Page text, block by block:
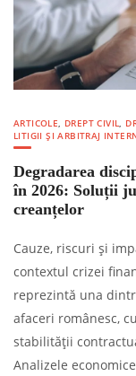
ARTICOLE, DREPT CIVIL,
LITIGII ȘI ARBITRAJ
Degradarea
în 2026: Soluții
creanțelor
Cauze, riscuri și
contextul crizei
reprezintă una
afaceri românesc,
stabilității
Analizele